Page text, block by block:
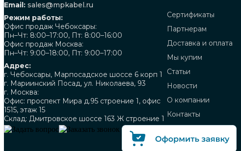
Email: sales@mpkabel.ru
Режим работы:
Офис продаж Чебоксары:
Пн–Чт: 8:00–17:00, Пт: 8:00–16:00
Офис продаж Москва:
Пн–Чт: 9:00–18:00, Пт: 9:00–17:00
Адрес:
г. Чебоксары, Марпосадское шоссе 6 корп 1
г. Мариинский Посад, ул. Николаева, 93
г. Москва:
Офис: проспект Мира д.95 строение 1, офис
1515, этаж 15
Склад: Дмитровское шоссе 163 Ж строение 1
Сертификаты
Партнерам
Доставка и оплата
Мы купим
Статьи
Новости
О компании
Контакты